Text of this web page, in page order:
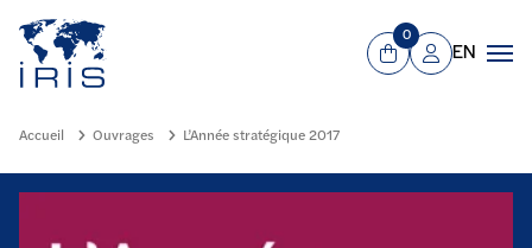
Aller au contenu principal
Panier
0
Mon compte
EN
Accueil Ouvrages L’Année stratégique 2017